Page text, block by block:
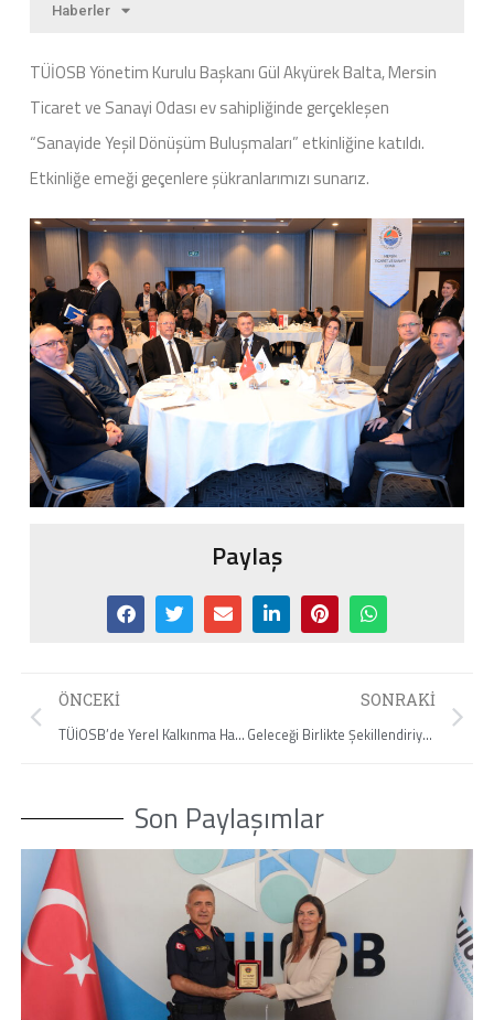
Haberler
TÜİOSB Yönetim Kurulu Başkanı Gül Akyürek Balta, Mersin
Ticaret ve Sanayi Odası ev sahipliğinde gerçekleşen
“Sanayide Yeşil Dönüşüm Buluşmaları” etkinliğine katıldı.
Etkinliğe emeği geçenlere şükranlarımızı sunarız.
Paylaş
ÖNCEKI
TÜİOSB’de Yerel Kalkınma Hamlesi Teşvik Programı Toplantısı Düzenlendi
SONRAKI
Geleceği Birlikte Şekillendiriyoruz | Mehmet İnan
Son Paylaşımlar